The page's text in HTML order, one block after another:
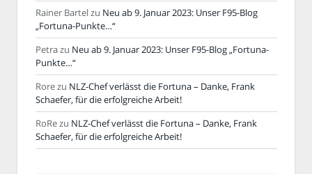
Rainer Bartelzu Neu ab 9. Januar 2023: Unser F95-Blog
„Fortuna-Punkte…“
Petrazu Neu ab 9. Januar 2023: Unser F95-Blog „Fortuna-
Punkte…“
Rorezu NLZ-Chef verlässt die Fortuna – Danke, Frank
Schaefer, für die erfolgreiche Arbeit!
RoRezu NLZ-Chef verlässt die Fortuna – Danke, Frank
Schaefer, für die erfolgreiche Arbeit!